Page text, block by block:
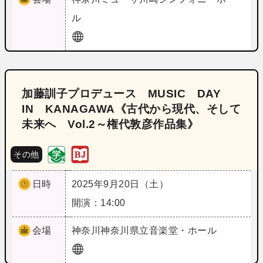
ル
加藤訓子プロデュース MUSIC DAY
IN KANAGAWA《古代から現代、そして
未来へ Vol.2～権代敦彦作品集》
その他
日時
2025年9月20日（土）
開演：14:00
会場 神奈川神奈川県立音楽堂・ホール